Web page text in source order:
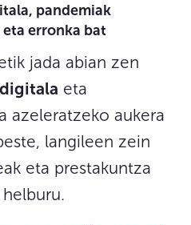
pandemiak
erronka bat
jada abian zen
eta
azeleratzeko aukera
langileen zein
eta prestakuntza